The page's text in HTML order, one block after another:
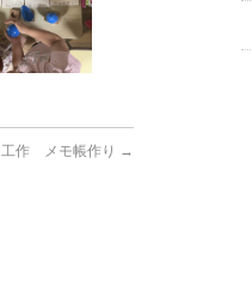
工作 メモ帳作り →